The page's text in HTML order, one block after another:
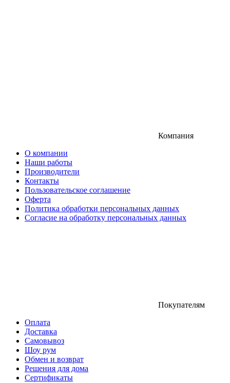
Компания
О компании
Наши работы
Производители
Контакты
Пользовательское соглашение
Оферта
Политика обработки персональных данных
Согласие на обработку персональных данных
Покупателям
Оплата
Доставка
Самовывоз
Шоу рум
Обмен и возврат
Решения для дома
Сертификаты